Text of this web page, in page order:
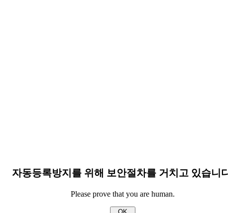
자동등록방지를 위해 보안절차를 거치고 있습니
Please prove that you are human.